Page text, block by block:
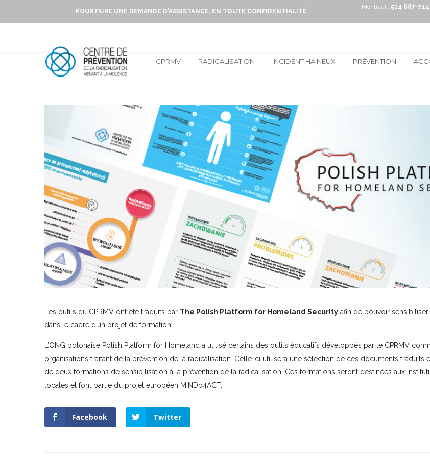
POUR FAIRE UNE DEMANDE D'ASSISTANCE, EN TOUTE CONFIDENTIALITÉ
Montréal : 514 687-
CPRMV RADICALISATION INCIDENT HAINEUX PRÉVENTION
Les outils du CPRMV ont été traduits par The Polish Platform for Homeland Security afin de pouvoir sensibiliser
dans le cadre d’un projet de formation.
L’ONG polonaise Polish Platform for Homeland a utilisé certains des outils éducatifs développés par le CPRMV
organisations traitant de la prévention de la radicalisation. Celle-ci utilisera une sélection de ces documents traduits
de deux formations de sensibilisation à la prévention de la radicalisation. Ces formations seront destinées aux
locales et font partie du projet européen MINDb4ACT.
Facebook Twitter